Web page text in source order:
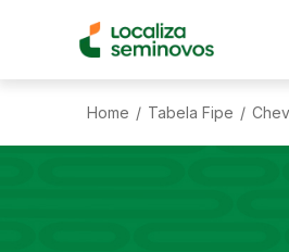
Home / Tabela Fipe /